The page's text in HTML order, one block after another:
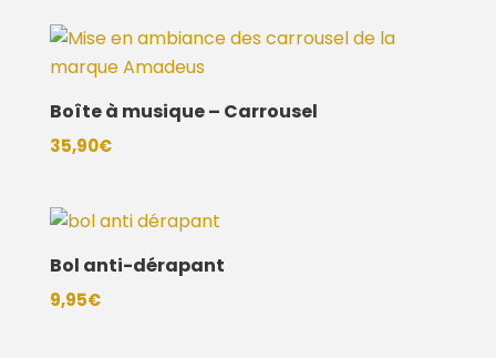
Boîte à musique – Carrousel
35,90€
Bol anti-dérapant
9,95€